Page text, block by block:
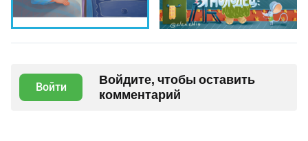
Войти
Войдите, чтобы оставить
комментарий